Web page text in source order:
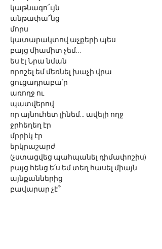
կաթնագո՜ւյն
անթափա՜նց
մորս
կատարակտով աչքերի պես
բայց միամիտ չեմ…
ես էլ Նրա նման
որոշել եմ մեռնել խաչի վրա
ցուցադրաբա՛ր
առողջ ու
պատվերով
որ այնուհետ լինեմ... ավելի ողջ
ջրհեղեղ էր
մրրիկ էր
երկրաշարժ
(չստացվեց պահպանել դիմափոշիս)
բայց հենց ե՛ս եմ տեղ հասել միայն
այնքաններից
բավարար չէ՞